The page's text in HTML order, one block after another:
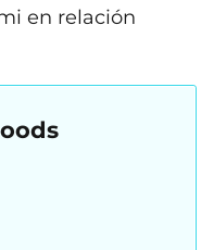
en relación